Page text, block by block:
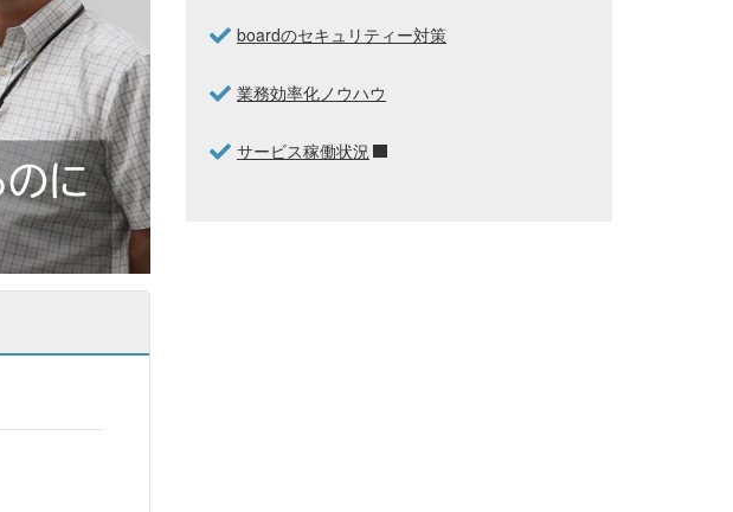
boardのセキュリティー対策
業務効率化ノウハウ
サービス稼働状況